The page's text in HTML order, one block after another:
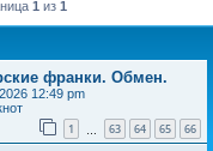
1 из 1
франки. Обмен.
12:49 pm
1 63 64 65 66